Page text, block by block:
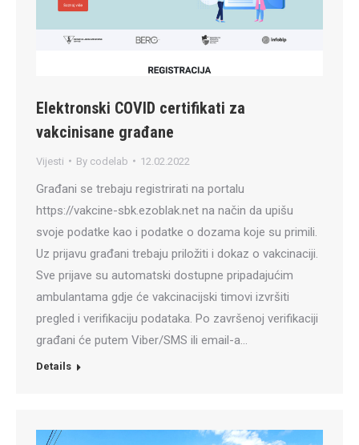
Elektronski COVID certifikati za
vakcinisane građane
Vijesti By codelab 12.02.2022
Građani se trebaju registrirati na portalu
https://vakcine-sbk.ezoblak.net na način da upišu
svoje podatke kao i podatke o dozama koje su primili.
Uz prijavu građani trebaju priložiti i dokaz o vakcinaciji.
Sve prijave su automatski dostupne pripadajućim
ambulantama gdje će vakcinacijski timovi izvršiti
pregled i verifikaciju podataka. Po završenoj verifikaciji
građani će putem Viber/SMS ili email-a…
Details